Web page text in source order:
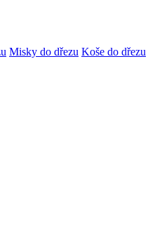
Misky do dřezu Koše do dřezu